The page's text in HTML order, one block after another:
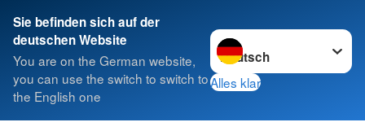
Sie befinden sich auf der
deutschen Website
You are on the German website,
you can use the switch to switch to
the English one
Sprache wechseln zu
Alles klar